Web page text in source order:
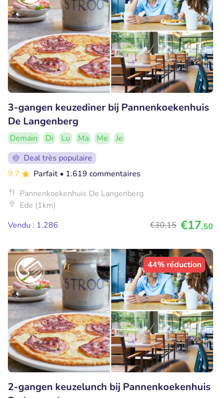
3-gangen keuzediner bij Pannenkoekenhuis
De Langenberg
Demain Di Lu Ma Me
Je
Deal très populaire
9.7
Parfait • 1.619 commentaires
Pannenkoekenhuis De Langenberg
Ede (1km)
Vendu : 1.286
€30,15 €17,50
44% réduction
2-gangen keuzelunch bij Pannenkoekenhuis